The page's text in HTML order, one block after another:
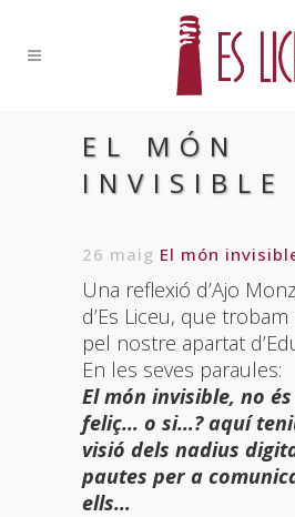
EL MÓN
INVISIBLE
26 maig El món
Una reflexió d’Ajo
d’Es Liceu, que
pel nostre apartat
En les seves paraules:
El món invisible, no
feliç… o si…? aquí
visió dels nadius
pautes per a
ells…